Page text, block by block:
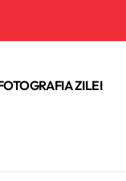
ZILEI